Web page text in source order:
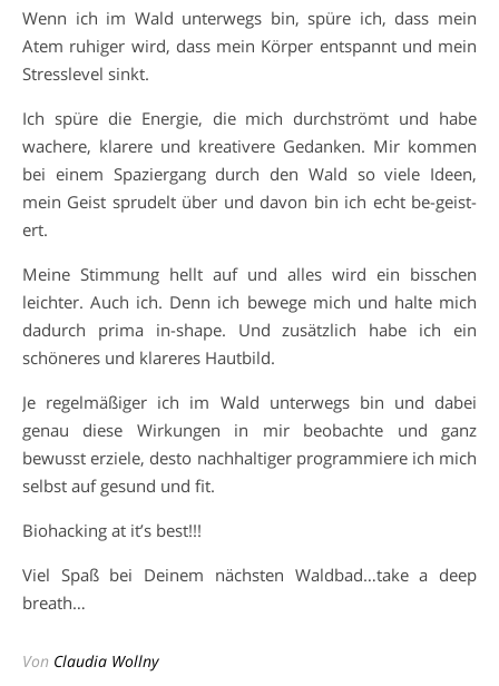
Wenn ich im Wald unterwegs bin, spüre ich, dass mein
Atem ruhiger wird, dass mein Körper entspannt und mein
Stresslevel sinkt.
Ich spüre die Energie, die mich durchströmt und habe
wachere, klarere und kreativere Gedanken. Mir kommen
bei einem Spaziergang durch den Wald so viele Ideen,
mein Geist sprudelt über und davon bin ich echt be-geist-
ert.
Meine Stimmung hellt auf und alles wird ein bisschen
leichter. Auch ich. Denn ich bewege mich und halte mich
dadurch prima in-shape. Und zusätzlich habe ich ein
schöneres und klareres Hautbild.
Je regelmäßiger ich im Wald unterwegs bin und dabei
genau diese Wirkungen in mir beobachte und ganz
bewusst erziele, desto nachhaltiger programmiere ich mich
selbst auf gesund und fit.
Biohacking at it’s best!!!
Viel Spaß bei Deinem nächsten Waldbad…take a deep
breath…
Von Claudia Wollny